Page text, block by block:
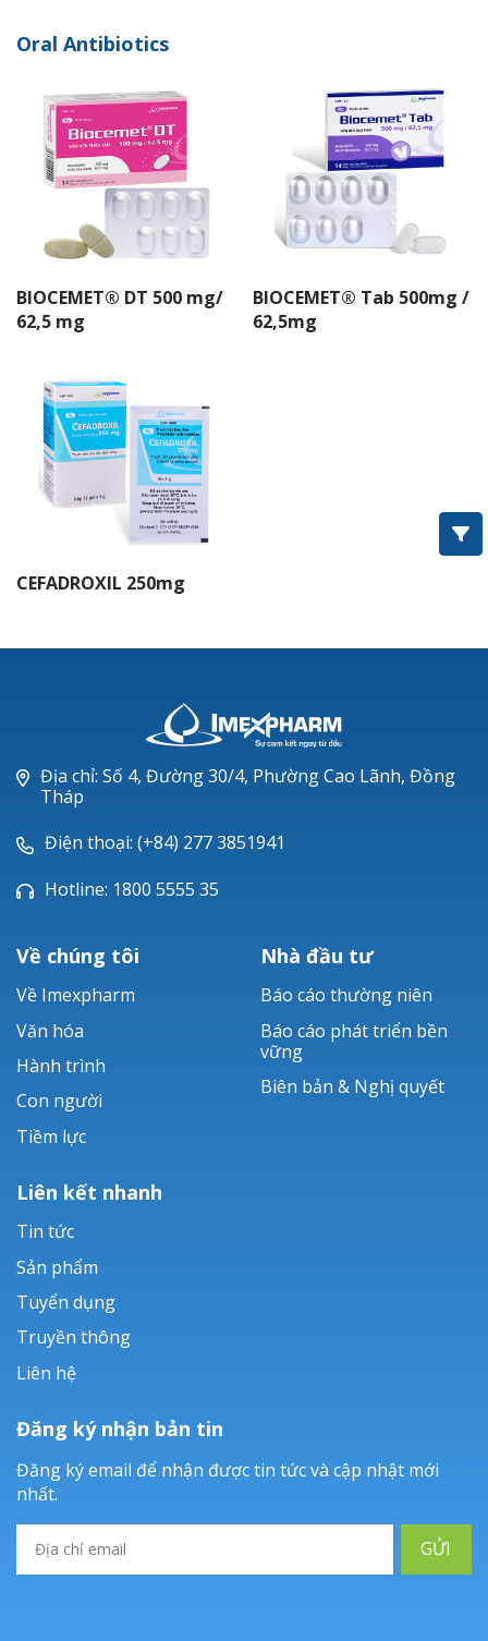
CEFADROXIL
IMECLOR®
ZANIMEX®
IMEXIME®
ROXITHROMYCIN
OFLOXACIN
Amoxcillin
Imedoxim®
Imenir®
Cephalexin
BIOCEMET®
LEVOFLOXACIN
NEXCIX®
Oral Antibiotics
BIOCEMET® DT 500 mg/
62,5 mg
BIOCEMET® Tab 500mg /
62,5mg
CEFADROXIL 250mg
Địa chỉ: Số 4, Đường 30/4, Phường Cao Lãnh, Đồng
Tháp
Điện thoại: (+84) 277 3851941
Hotline: 1800 5555 35
Về chúng tôi
Về Imexpharm
Văn hóa
Hành trình
Con người
Tiềm lực
Nhà đầu tư
Báo cáo thường niên
Báo cáo phát triển bền
vững
Biên bản & Nghị quyết
Liên kết nhanh
Tin tức
Sản phẩm
Tuyển dụng
Truyền thông
Liên hệ
Đăng ký nhận bản tin
Đăng ký email để nhận được tin tức và cập nhật mới
nhất.
GỬI